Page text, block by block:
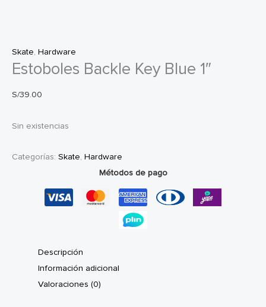
Skate, Hardware
Estoboles Backle Key Blue 1″
S/39.00
Sin existencias
Categorías: Skate, Hardware
Métodos de pago
Descripción
Información adicional
Valoraciones (0)